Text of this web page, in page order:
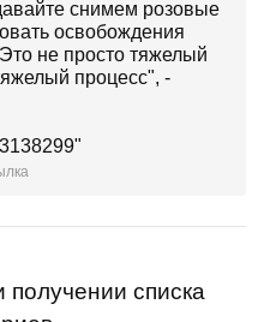
снимем розовые
освобождения
не просто тяжелый
процесс", -
списка